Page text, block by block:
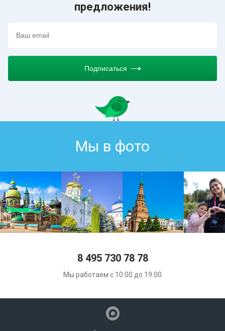
предложения!
Подписаться
Мы в фото
8 495 730 78 78
Мы работаем с 10:00 до 19:00